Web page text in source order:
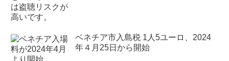
ベネチア市入島税 1人5ユーロ、2024
年４月25日から開始